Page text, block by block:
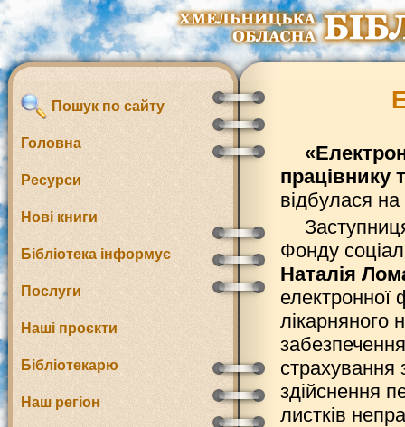
Пошук по сайту
Головна
Ресурси
Нові книги
Бібліотека інформує
Послуги
Наші проєкти
Бібліотекарю
Наш регіон
працівнику
відбулася
Фонду
Наталія
електронної
лікарняного
страхування
здійснення
листків